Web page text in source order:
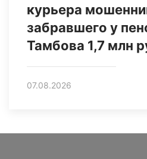
курьера
забравшего у
Тамбова 1,7 млн
07.08.2026